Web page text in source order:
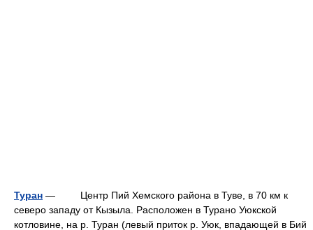
Туран — Центр Пий Хемского района в Туве, в 70 км к
северо западу от Кызыла. Расположен в Турано Уюкской
котловине, на р. Туран (левый приток р. Уюк, впадающей в Бий